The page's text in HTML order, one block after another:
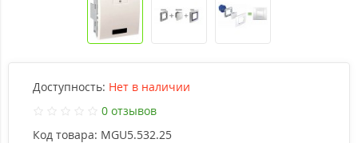
Доступность: Нет в наличии
0 отзывов
Код товара: MGU5.532.25